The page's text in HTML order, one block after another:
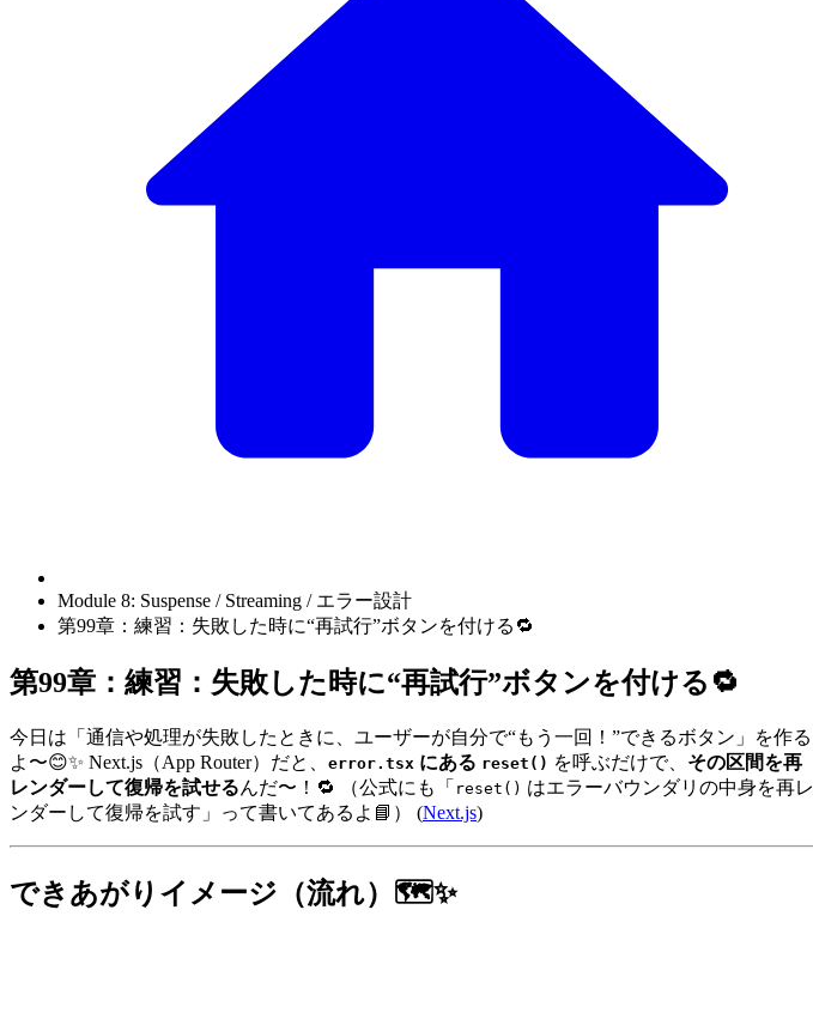
Module 8: Suspense / Streaming / エラー設計
第99章：練習：失敗した時に“再試行”ボタンを付ける🔁
第99章：練習：失敗した時に“再試行”ボタンを付ける🔁
今日は「通信や処理が失敗したときに、ユーザーが自分で“もう一回！”できるボタン」を作る
よ〜😊✨ Next.js（App Router）だと、 error.tsx にある reset() を呼ぶだけで、 その区間を再
レンダーして復帰を試せるんだ〜！🔁 （公式にも「 reset() はエラーバウンダリの中身を再レ
ンダーして復帰を試す」って書いてあるよ📘） (Next.js)
できあがりイメージ（流れ）🗺️✨